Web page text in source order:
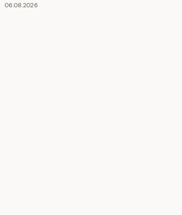
06.08.2026